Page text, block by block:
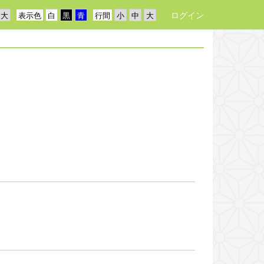
行間
表示色 ログイン